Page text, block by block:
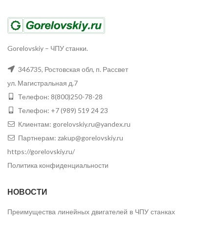
Gorelovskiy – ЧПУ станки.
346735, Ростовская обл, п. Рассвет
ул. Магистральная д.7
Телефон: 8(800)250-78-28
Телефон: +7 (989) 519 24 23
Клиентам: gorelovskiy.ru@yandex.ru
Партнерам: zakup@gorelovskiy.ru
https://gorelovskiy.ru/
Политика конфиденциальности
НОВОСТИ
Преимущества линейных двигателей в ЧПУ станках